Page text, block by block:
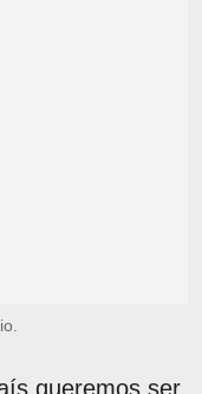
queremos ser